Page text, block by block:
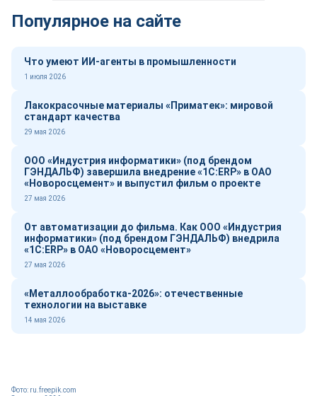
Популярное на сайте
Что умеют ИИ-агенты в промышленности
1 июля 2026
Лакокрасочные материалы «Приматек»: мировой
стандарт качества
29 мая 2026
ООО «Индустрия информатики» (под брендом
ГЭНДАЛЬФ) завершила внедрение «1С:ERP» в ОАО
«Новоросцемент» и выпустил фильм о проекте
27 мая 2026
От автоматизации до фильма. Как ООО «Индустрия
информатики» (под брендом ГЭНДАЛЬФ) внедрила
«1С:ERP» в ОАО «Новоросцемент»
27 мая 2026
«Металлообработка-2026»: отечественные
технологии на выставке
14 мая 2026
Фото: ru.freepik.com